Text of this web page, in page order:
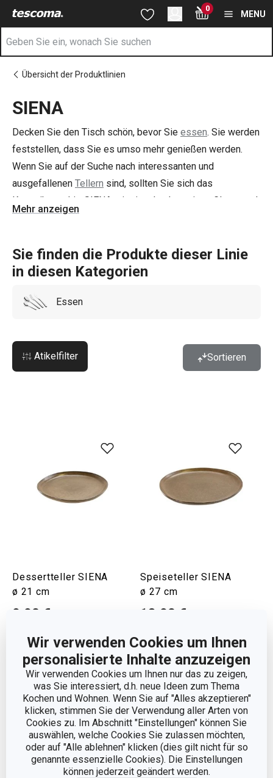
Wir verwenden Cookies um Ihnen
personalisierte Inhalte anzuzeigen
Wir verwenden Cookies um Ihnen nur das zu zeigen,
was Sie interessiert, d.h. neue Ideen zum Thema
Kochen und Wohnen. Wenn Sie auf "Alles akzeptieren"
klicken, stimmen Sie der Verwendung aller Arten von
Cookies zu. Im Abschnitt "Einstellungen" können Sie
auswählen, welche Cookies Sie zulassen möchten,
oder auf "Alle ablehnen" klicken (dies gilt nicht für so
genannte essenzielle Cookies). Die Einstellungen
können jederzeit geändert werden.
Zum Hauptinhalt springen
Zur Suche springen
Zur Navigation springen 0
MENU
Übersicht der Produktlinien
SIENA
Decken Sie den Tisch schön, bevor Sie essen. Sie werden
feststellen, dass Sie es umso mehr genießen werden.
Wenn Sie auf der Suche nach interessanten und
ausgefallenen Tellern sind, sollten Sie sich das
Keramikgeschirr SIENA mit einer hochwertigen Glasur und
einem attraktiven dunklen Design ansehen. Es ist sowohl
Teller sind handgefertigt, jedes Stück ist ein Original.
Mehr anzeigen
Sie finden die Produkte dieser Linie
in diesen Kategorien
Essen
Atikelfilter Sortieren
Dessertteller SIENA
ø 21 cm
9,90 €
Warenkorb
Speiseteller SIENA
ø 27 cm
13,90 €
Warenkorb